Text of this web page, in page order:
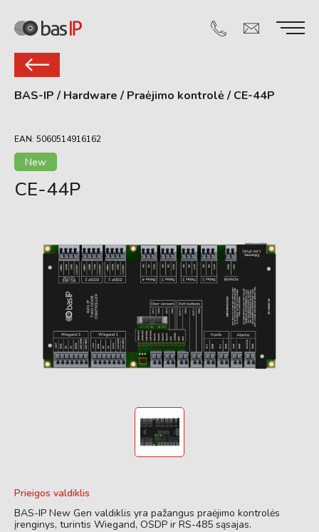
BAS-IP / Hardware / Praėjimo kontrolė / CE-44P
EAN: 5060514916162
New
CE-44P
Prieigos valdiklis
BAS-IP New Gen valdiklis yra pažangus praėjimo kontrolės
įrenginys, turintis Wiegand, OSDP ir RS-485 sąsajas.